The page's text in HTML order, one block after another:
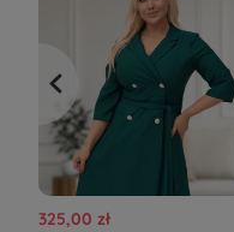
325,00 zł